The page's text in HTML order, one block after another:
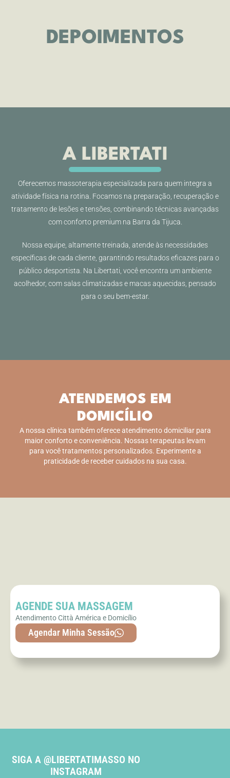
DEPOIMENTOS
A LIBERTATI
Oferecemos massoterapia especializada para quem integra a
atividade física na rotina. Focamos na preparação, recuperação e
tratamento de lesões e tensões, combinando técnicas avançadas
com conforto premium na Barra da Tijuca.
Nossa equipe, altamente treinada, atende às necessidades
específicas de cada cliente, garantindo resultados eficazes para o
público desportista. Na Libertati, você encontra um ambiente
acolhedor, com salas climatizadas e macas aquecidas, pensado
para o seu bem-estar.
ATENDEMOS EM
DOMICÍLIO
A nossa clínica também oferece atendimento domiciliar para
maior conforto e conveniência. Nossas terapeutas levam
para você tratamentos personalizados. Experimente a
praticidade de receber cuidados na sua casa.
AGENDE SUA MASSAGEM
Atendimento Città América e Domicílio
Agendar Minha Sessão
SIGA A @LIBERTATIMASSO NO
INSTAGRAM